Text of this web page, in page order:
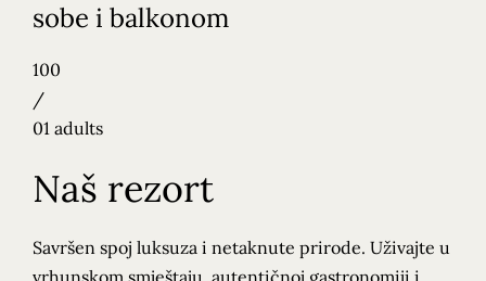
sobe i balkonom
100
/
01 adults
Naš rezort
Savršen spoj luksuza i netaknute prirode. Uživajte u
vrhunskom smještaju, autentičnoj gastronomiji i